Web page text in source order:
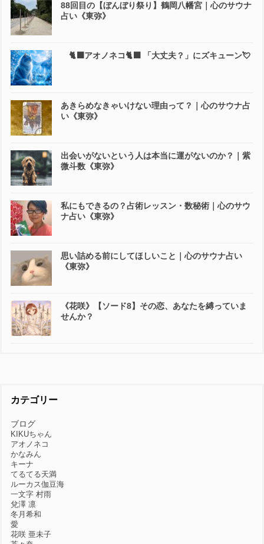
88回目の【ぼんぼり祭り】鶴岡八幡宮｜心のサウナ
占い《東弥》
🐈‍⬛アオノネコ🐈‍⬛ 「大丈夫？」にズキューン💘
あきらめなきゃいけない理由って？｜心のサウナ占
い《東弥》
出会いがないという人は本当に運がないのか？｜紫
微斗数《東弥》
私にもできるの？占術レッスン・数秘術｜心のサウ
ナ占い《東弥》
思い詰める前にしてほしいこと｜心のサウナ占い
《東弥》
《花咲》【ソード8】その恋、あなたを縛っていま
せんか？
カテゴリー
ブログ
KIKUちゃん
アオノネコ
かなみん
キーナ
てるてる天満
ルーカス伽豆海
一文字 村雨
兌澤 凛
冬月希和
愛
花咲 亜未子